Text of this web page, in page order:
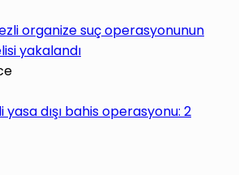
organize suç operasyonunun
yakalandı
yasa dışı bahis operasyonu: 2